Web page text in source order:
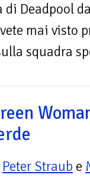
di Deadpool
mai visto
squadra
Peter Straub e